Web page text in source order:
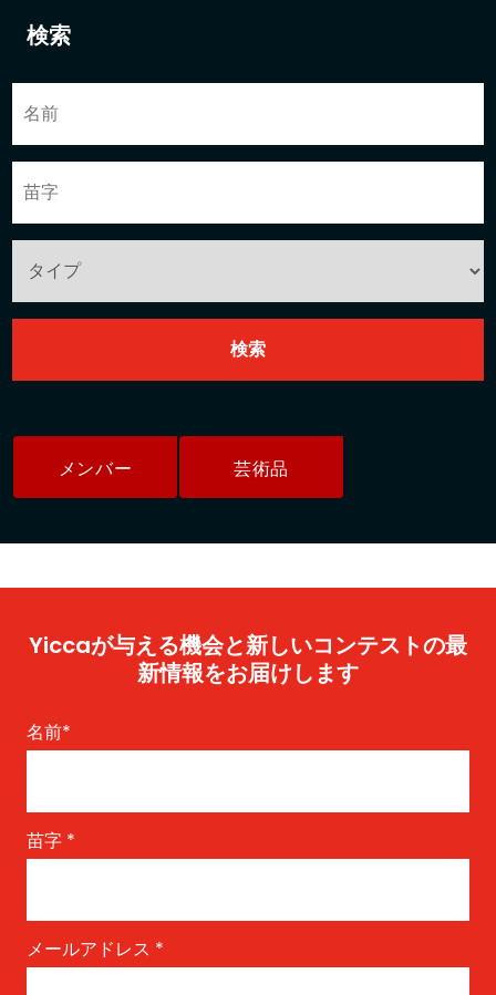
検索
メンバー 芸術品
Yiccaが与える機会と新しいコンテストの最
新情報をお届けします
名前*
苗字 *
メールアドレス *